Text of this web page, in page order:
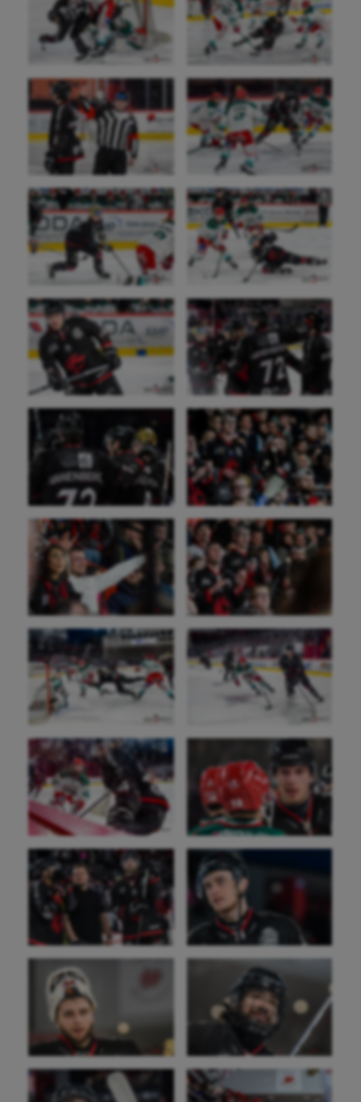
Hippisme
Jeux Olympiques et Paralympiques
Kayak-polo
Korfbal
Longue paume
Moto
Natation
Natation artistique
Omnisports
Outdoor
Paddle
Parkour
Patinage artistique
Pétanque
Plongée
Randonnée / Marche
Roller-derby
Sarbacane
Sauvetage sportif
Sport adapté
Sport handicap
Sport santé
Sport-entreprise
Sport-santé
Tir
Tir à l'arc
Triathlon
Ultimate frisbee
UNSS
Voile
Wakeboard
Water-polo